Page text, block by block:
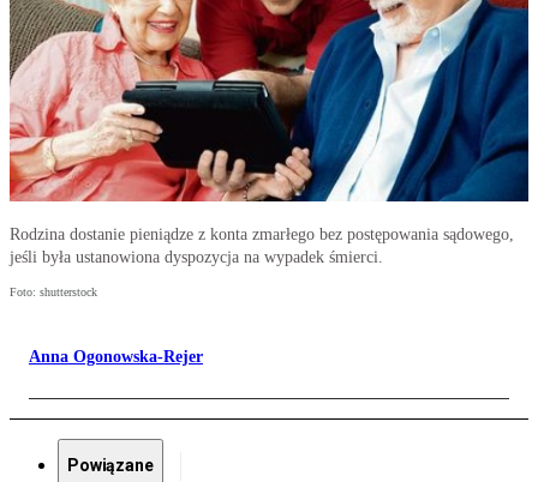
Rodzina dostanie pieniądze z konta zmarłego bez postępowania sądowego,
jeśli była ustanowiona dyspozycja na wypadek śmierci.
Foto: shutterstock
Anna Ogonowska-Rejer
Powiązane